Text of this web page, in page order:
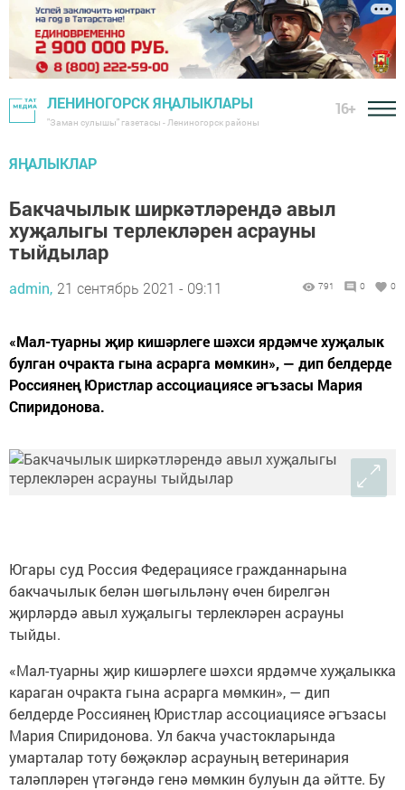
ЛЕНИНОГОРСК ЯҢАЛЫКЛАРЫ
"Заман сулышы" газетасы - Лениногорск районы
16+
ЯҢАЛЫКЛАР
Бакчачылык ширкәтләрендә авыл
хуҗалыгы терлекләрен асрауны
тыйдылар
admin, 21 сентябрь 2021 - 09:11 791 0 0
«Мал-туарны җир кишәрлеге шәхси ярдәмче хуҗалык
булган очракта гына асрарга мөмкин», — дип белдерде
Россиянең Юристлар ассоциациясе әгъзасы Мария
Спиридонова.
Югары суд Россия Федерациясе гражданнарына
бакчачылык белән шөгыльләнү өчен бирелгән
җирләрдә авыл хуҗалыгы терлекләрен асрауны
тыйды.
«Мал-туарны җир кишәрлеге шәхси ярдәмче хуҗалыкка
караган очракта гына асрарга мөмкин», — дип
белдерде Россиянең Юристлар ассоциациясе әгъзасы
Мария Спиридонова. Ул бакча участокларында
умарталар тоту бөҗәкләр асрауның ветеринария
таләпләрен үтәгәндә генә мөмкин булуын да әйтте. Бу